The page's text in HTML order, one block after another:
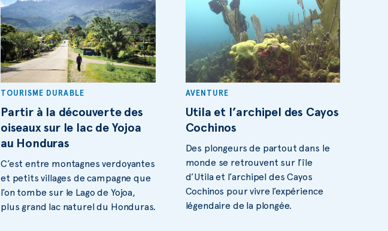
TOURISME DURABLE
Partir à la découverte des
oiseaux sur le lac de Yojoa
au Honduras
C’est entre montagnes verdoyantes
et petits villages de campagne que
l’on tombe sur le Lago de Yojoa,
plus grand lac naturel du Honduras.
AVENTURE
Utila et l’archipel des Cayos
Cochinos
Des plongeurs de partout dans le
monde se retrouvent sur l’île
d’Utila et l’archipel des Cayos
Cochinos pour vivre l’expérience
légendaire de la plongée.